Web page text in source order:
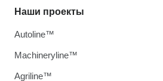
Наши проекты
Autoline™
Machineryline™
Agriline™